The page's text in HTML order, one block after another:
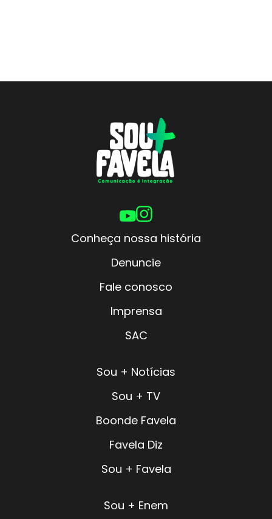
Conheça nossa história
Denuncie
Fale conosco
Imprensa
SAC
Sou + Notícias
Sou + TV
Boonde Favela
Favela Diz
Sou + Favela
Sou + Enem